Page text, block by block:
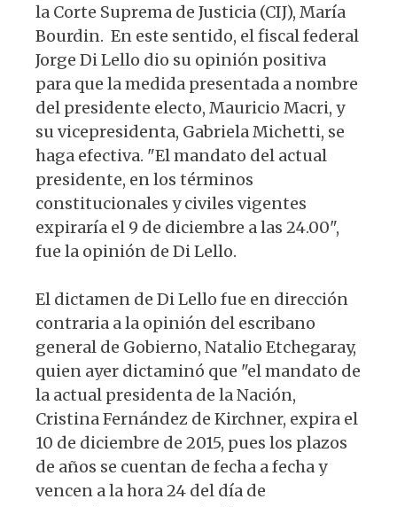
la Corte Suprema de Justicia (CIJ), María
Bourdin. En este sentido, el fiscal federal
Jorge Di Lello dio su opinión positiva
para que la medida presentada a nombre
del presidente electo, Mauricio Macri, y
su vicepresidenta, Gabriela Michetti, se
haga efectiva. "El mandato del actual
presidente, en los términos
constitucionales y civiles vigentes
expiraría el 9 de diciembre a las 24.00",
fue la opinión de Di Lello.
El dictamen de Di Lello fue en dirección
contraria a la opinión del escribano
general de Gobierno, Natalio Etchegaray,
quien ayer dictaminó que "el mandato de
la actual presidenta de la Nación,
Cristina Fernández de Kirchner, expira el
10 de diciembre de 2015, pues los plazos
de años se cuentan de fecha a fecha y
vencen a la hora 24 del día de